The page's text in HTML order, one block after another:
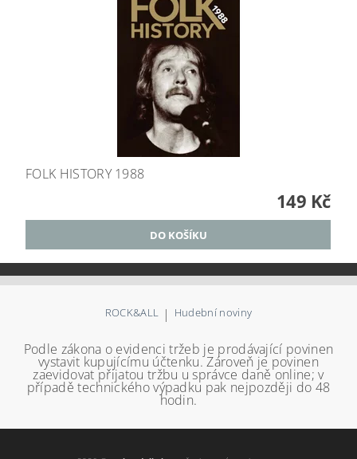
FOLK HISTORY 1988
149 Kč
ROCK&ALL | Hudební noviny
Podle zákona o evidenci tržeb je prodávající povinen
vystavit kupujícímu účtenku. Zároveň je povinen
zaevidovat přijatou tržbu u správce daně online; v
případě technického výpadku pak nejpozději do 48
hodin.